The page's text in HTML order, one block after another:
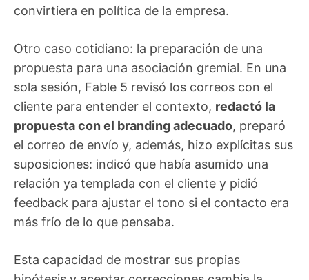
convirtiera en política de la empresa.
Otro caso cotidiano: la preparación de una
propuesta para una asociación gremial. En una
sola sesión, Fable 5 revisó los correos con el
cliente para entender el contexto, redactó la
propuesta con el branding adecuado, preparó
el correo de envío y, además, hizo explícitas sus
suposiciones: indicó que había asumido una
relación ya templada con el cliente y pidió
feedback para ajustar el tono si el contacto era
más frío de lo que pensaba.
Esta capacidad de mostrar sus propias